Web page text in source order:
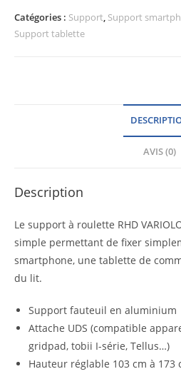
Catégories : Support, Support
Support tablette
AVIS (0)
Description
Le support à roulette RHD
simple permettant de fixer
smartphone, une tablette de
du lit.
Support fauteuil en aluminium
Attache UDS (compatible
gridpad, tobii I-série, Tellus…)
Hauteur réglable 103 cm à 173